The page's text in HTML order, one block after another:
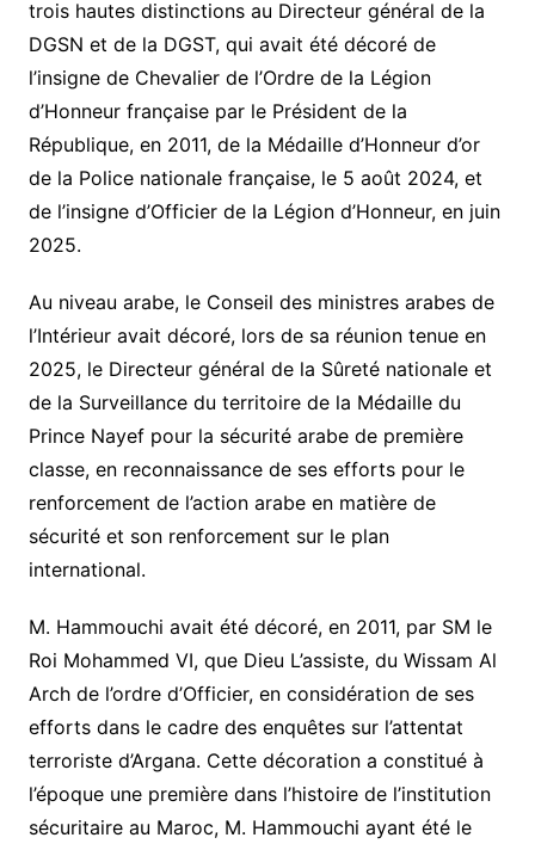
trois hautes distinctions au Directeur général de la
DGSN et de la DGST, qui avait été décoré de
l’insigne de Chevalier de l’Ordre de la Légion
d’Honneur française par le Président de la
République, en 2011, de la Médaille d’Honneur d’or
de la Police nationale française, le 5 août 2024, et
de l’insigne d’Officier de la Légion d’Honneur, en juin
2025.
Au niveau arabe, le Conseil des ministres arabes de
l’Intérieur avait décoré, lors de sa réunion tenue en
2025, le Directeur général de la Sûreté nationale et
de la Surveillance du territoire de la Médaille du
Prince Nayef pour la sécurité arabe de première
classe, en reconnaissance de ses efforts pour le
renforcement de l’action arabe en matière de
sécurité et son renforcement sur le plan
international.
M. Hammouchi avait été décoré, en 2011, par SM le
Roi Mohammed VI, que Dieu L’assiste, du Wissam Al
Arch de l’ordre d’Officier, en considération de ses
efforts dans le cadre des enquêtes sur l’attentat
terroriste d’Argana. Cette décoration a constitué à
l’époque une première dans l’histoire de l’institution
sécuritaire au Maroc, M. Hammouchi ayant été le